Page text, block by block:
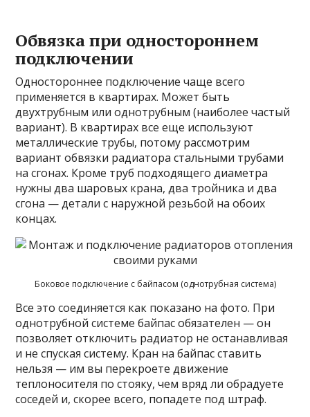
Обвязка при одностороннем
подключении
Одностороннее подключение чаще всего
применяется в квартирах. Может быть
двухтрубным или однотрубным (наиболее частый
вариант). В квартирах все еще используют
металлические трубы, потому рассмотрим
вариант обвязки радиатора стальными трубами
на сгонах. Кроме труб подходящего диаметра
нужны два шаровых крана, два тройника и два
сгона — детали с наружной резьбой на обоих
концах.
Боковое подключение с байпасом (однотрубная система)
Все это соединяется как показано на фото. При
однотрубной системе байпас обязателен — он
позволяет отключить радиатор не останавливая
и не спуская систему. Кран на байпас ставить
нельзя — им вы перекроете движение
теплоносителя по стояку, чем вряд ли обрадуете
соседей и, скорее всего, попадете под штраф.